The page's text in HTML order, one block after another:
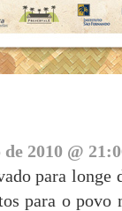
2010 @
para longe
para o povo